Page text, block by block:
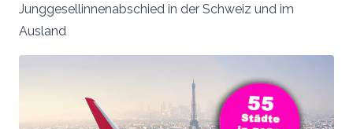
Junggesellinnenabschied in der Schweiz und im
Ausland